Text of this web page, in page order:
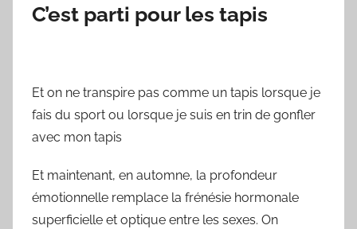
C’est parti pour les tapis
Et on ne transpire pas comme un tapis lorsque je
fais du sport ou lorsque je suis en trin de gonfler
avec mon tapis
Et maintenant, en automne, la profondeur
émotionnelle remplace la frénésie hormonale
superficielle et optique entre les sexes. On